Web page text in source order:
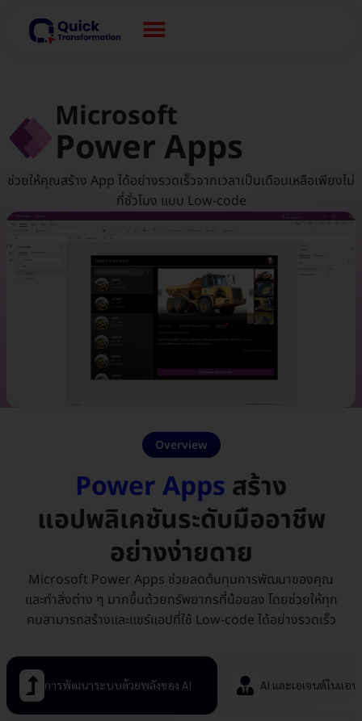
Microsoft
Power Apps
ช่วยให้คุณสร้าง App ได้อย่างรวดเร็วจากเวลาเป็นเดือนเหลือเพียงไม่
กี่ชั่วโมง แบบ Low-code​​
Overview
Power Apps สร้าง
แอปพลิเคชันระดับมืออาชีพ
อย่างง่ายดาย
Microsoft Power Apps ช่วยลดต้นทุนการพัฒนาของคุณ
และทำสิ่งต่าง ๆ มากขึ้นด้วยทรัพยากรที่น้อยลง โดยช่วยให้ทุก
คนสามารถสร้างและแชร์แอปที่ใช้ Low-code ได้อย่างรวดเร็ว
การพัฒนาระบบด้วยพลังของ AI AI และเอเจนต์ในแอ